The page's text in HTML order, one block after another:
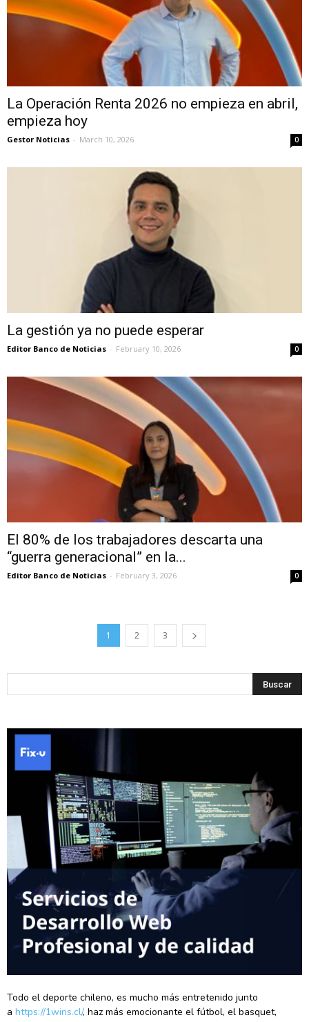
La Operación Renta 2026 no empieza en abril,
empieza hoy
Gestor Noticias - March 10, 2026 0
La gestión ya no puede esperar
Editor Banco de Noticias - February 10, 2026 0
El 80% de los trabajadores descarta una
“guerra generacional” en la...
Editor Banco de Noticias - February 3, 2026 0
1 2 3
Todo el deporte chileno, es mucho más entretenido junto
a https://1wins.cl/, haz más emocionante el fútbol, el basquet,